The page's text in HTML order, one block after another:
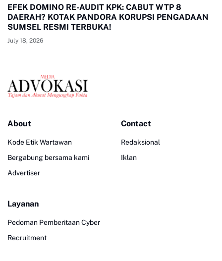
EFEK DOMINO RE-AUDIT KPK: CABUT WTP 8
DAERAH? KOTAK PANDORA KORUPSI PENGADAAN
SUMSEL RESMI TERBUKA!
July 18, 2026
About
Kode Etik Wartawan
Bergabung bersama kami
Advertiser
Contact
Redaksional
Iklan
Layanan
Pedoman Pemberitaan Cyber
Recruitment